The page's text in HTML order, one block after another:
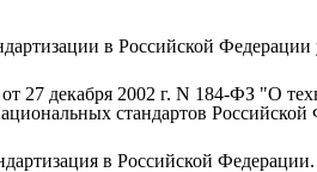
в Российской Федерации
27 декабря 2002 г. N 184-ФЗ "О
стандартов
в Российской